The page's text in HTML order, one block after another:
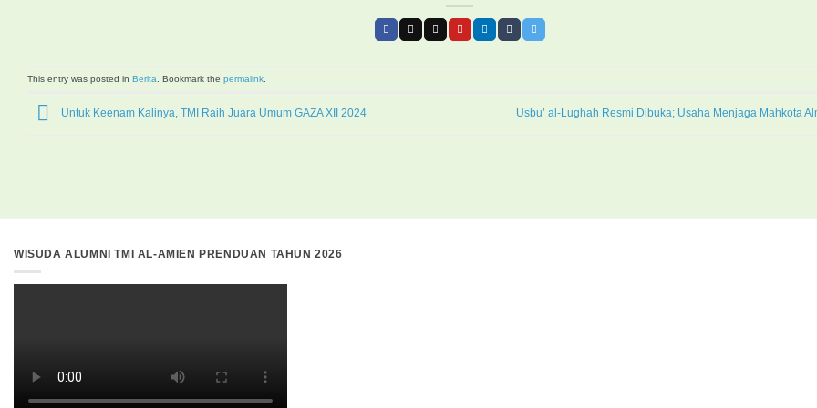
This entry was posted in Berita . Bookmark the permalink
Untuk Keenam Kalinya, TMI Raih Juara Umum GAZA XII 2024 Usbu’ al-Lughah Resmi Dibuka; Usaha Menjaga Mahkota
WISUDA ALUMNI TMI AL-AMIEN PRENDUAN TAHUN 2026